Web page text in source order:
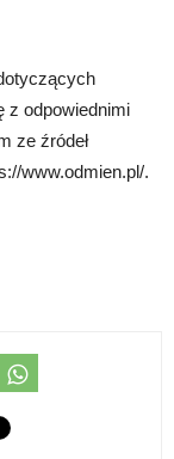
z odpowiednimi
ze źródeł
www.odmien.pl/.